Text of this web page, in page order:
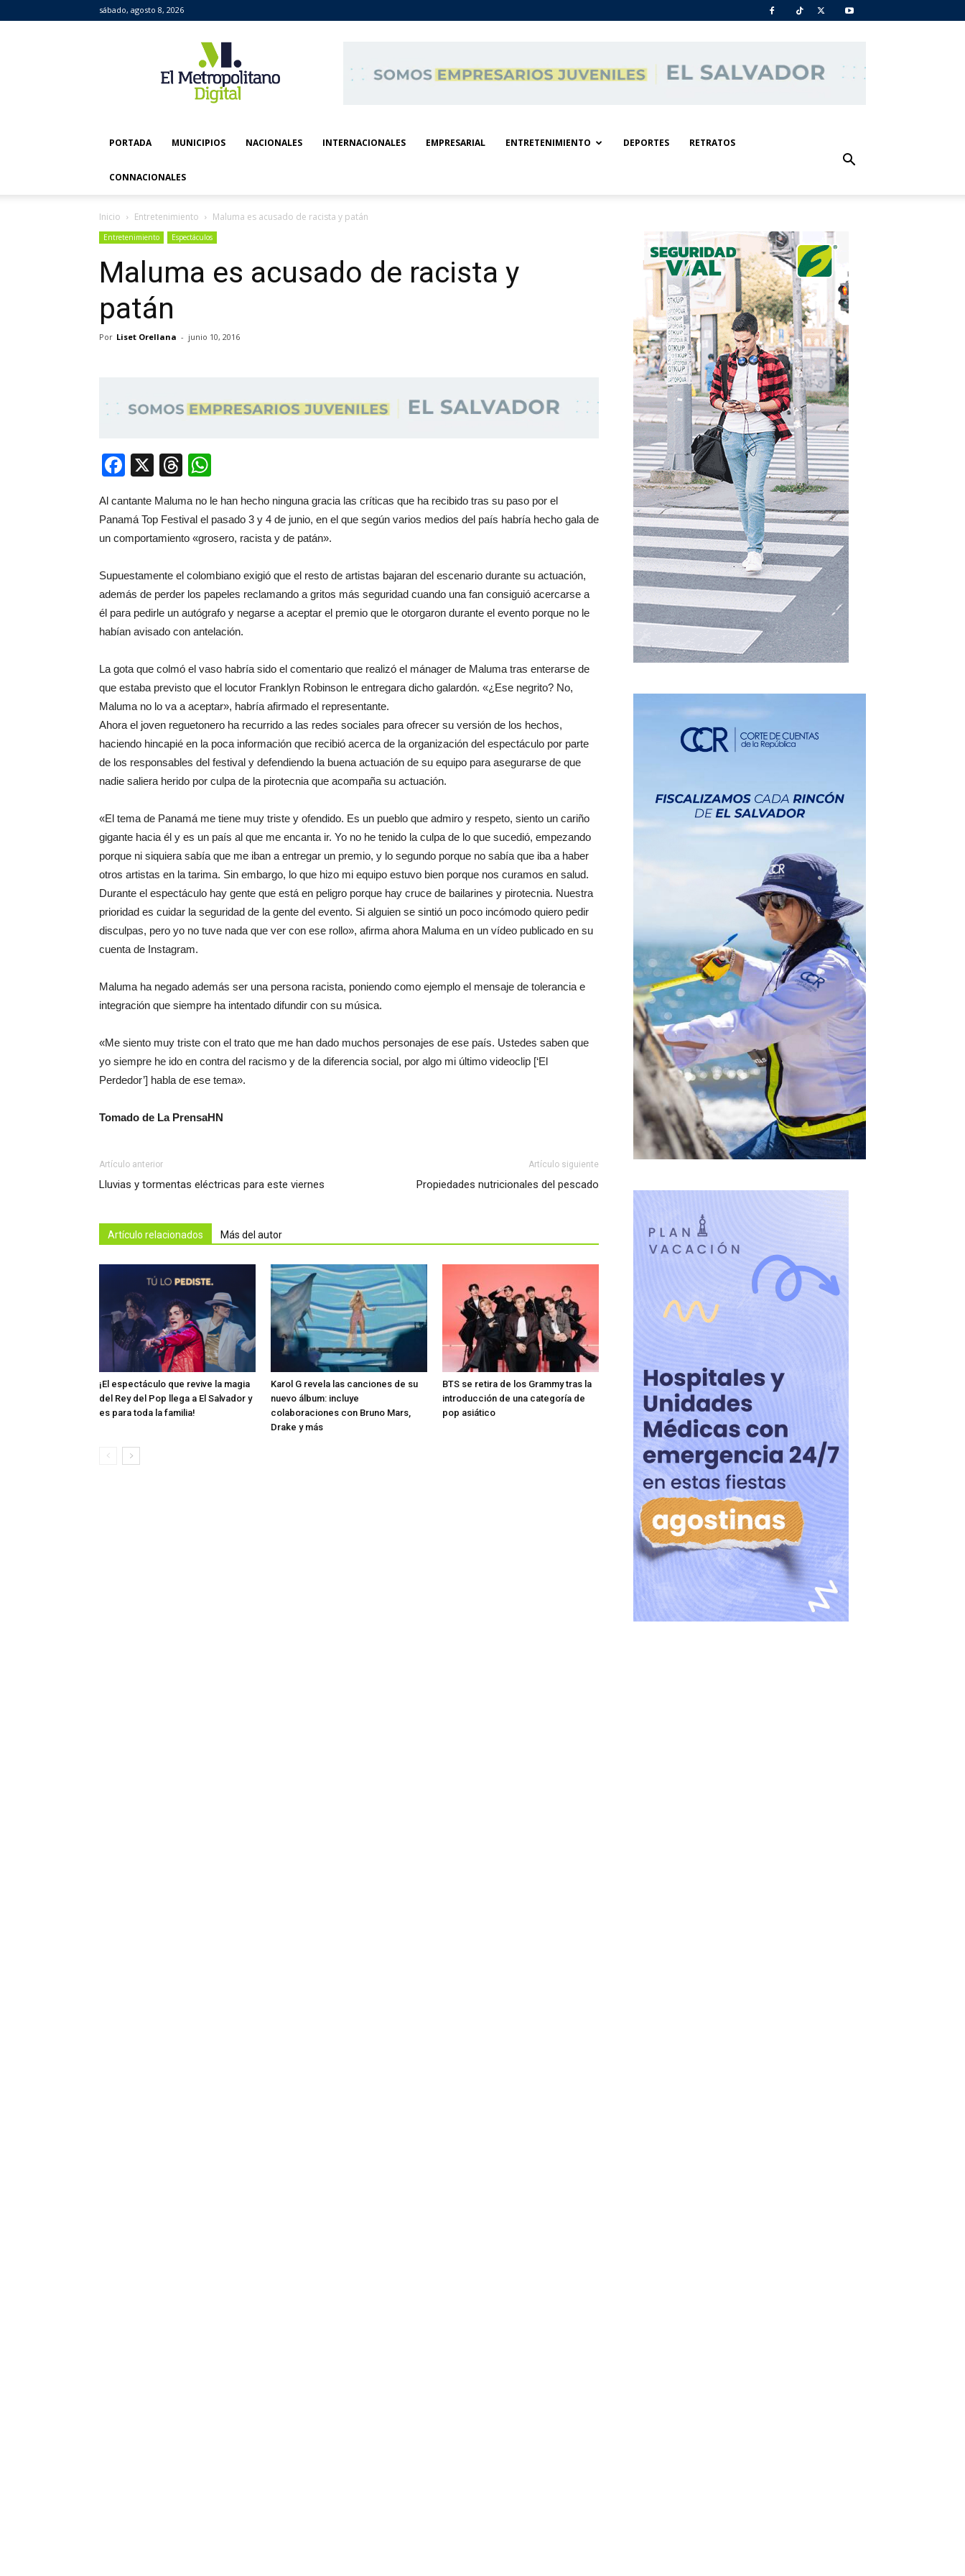
sábado, agosto 8, 2026
Metropolitano
Digital
PORTADA MUNICIPIOS NACIONALES INTERNACIONALES EMPRESARIAL ENTRETENIMIENTO DEPORTES RETRATOS
CONNACIONALES
Inicio Entretenimiento Maluma es acusado de racista y patán
Entretenimiento Espectáculos
Maluma es acusado de racista y
patán
Por Liset Orellana - junio 10, 2016
Facebook
X Threads
Al cantante Maluma no le han hecho ninguna gracia las críticas que ha recibido tras su paso por el
Panamá Top Festival el pasado 3 y 4 de junio, en el que según varios medios del país habría hecho gala de
un comportamiento «grosero, racista y de patán».
Supuestamente el colombiano exigió que el resto de artistas bajaran del escenario durante su actuación,
además de perder los papeles reclamando a gritos más seguridad cuando una fan consiguió acercarse a
él para pedirle un autógrafo y negarse a aceptar el premio que le otorgaron durante el evento porque no le
habían avisado con antelación.
La gota que colmó el vaso habría sido el comentario que realizó el mánager de Maluma tras enterarse de
que estaba previsto que el locutor Franklyn Robinson le entregara dicho galardón. «¿Ese negrito? No,
Maluma no lo va a aceptar», habría afirmado el representante.
Ahora el joven reguetonero ha recurrido a las redes sociales para ofrecer su versión de los hechos,
haciendo hincapié en la poca información que recibió acerca de la organización del espectáculo por parte
de los responsables del festival y defendiendo la buena actuación de su equipo para asegurarse de que
nadie saliera herido por culpa de la pirotecnia que acompaña su actuación.
«El tema de Panamá me tiene muy triste y ofendido. Es un pueblo que admiro y respeto, siento un cariño
gigante hacia él y es un país al que me encanta ir. Yo no he tenido la culpa de lo que sucedió, empezando
porque ni siquiera sabía que me iban a entregar un premio, y lo segundo porque no sabía que iba a haber
otros artistas en la tarima. Sin embargo, lo que hizo mi equipo estuvo bien porque nos curamos en salud.
Durante el espectáculo hay gente que está en peligro porque hay cruce de bailarines y pirotecnia. Nuestra
prioridad es cuidar la seguridad de la gente del evento. Si alguien se sintió un poco incómodo quiero pedir
disculpas, pero yo no tuve nada que ver con ese rollo», afirma ahora Maluma en un vídeo publicado en su
cuenta de Instagram.
Maluma ha negado además ser una persona racista, poniendo como ejemplo el mensaje de tolerancia e
integración que siempre ha intentado difundir con su música.
«Me siento muy triste con el trato que me han dado muchos personajes de ese país. Ustedes saben que
yo siempre he ido en contra del racismo y de la diferencia social, por algo mi último videoclip [‘El
Perdedor’] habla de ese tema».
Tomado de La PrensaHN
Artículo anterior
Lluvias y tormentas eléctricas para este viernes
Artículo siguiente
Propiedades nutricionales del pescado
Artículo relacionados Más del autor
¡El espectáculo que revive la magia
del Rey del Pop llega a El Salvador y
es para toda la familia!
Karol G revela las canciones de su
nuevo álbum: incluye
colaboraciones con Bruno Mars,
Drake y más
BTS se retira de los Grammy tras la
introducción de una categoría de
pop asiático